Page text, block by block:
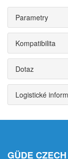
Parametry
Kompatibilita
Dotaz
Logistické
GÜDE